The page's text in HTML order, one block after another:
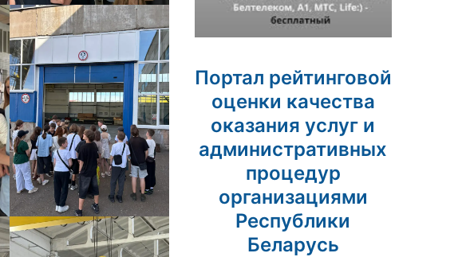
Портал рейтинговой
оценки качества
оказания услуг и
административных
процедур
организациями
Республики
Беларусь